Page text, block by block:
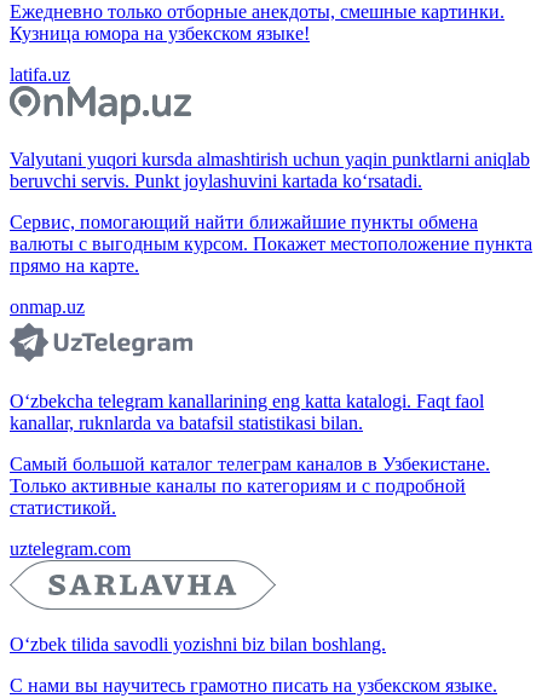
Ежедневно только отборные анекдоты, смешные картинки.
Кузница юмора на узбекском языке!
latifa.uz
Valyutani yuqori kursda almashtirish uchun yaqin punktlarni aniqlab
beruvchi servis. Punkt joylashuvini kartada ko‘rsatadi.
Сервис, помогающий найти ближайшие пункты обмена
валюты с выгодным курсом. Покажет местоположение пункта
прямо на карте.
onmap.uz
O‘zbekcha telegram kanallarining eng katta katalogi. Faqt faol
kanallar, ruknlarda va batafsil statistikasi bilan.
Самый большой каталог телеграм каналов в Узбекистане.
Только активные каналы по категориям и с подробной
статистикой.
uztelegram.com
O‘zbek tilida savodli yozishni biz bilan boshlang.
С нами вы научитесь грамотно писать на узбекском языке.